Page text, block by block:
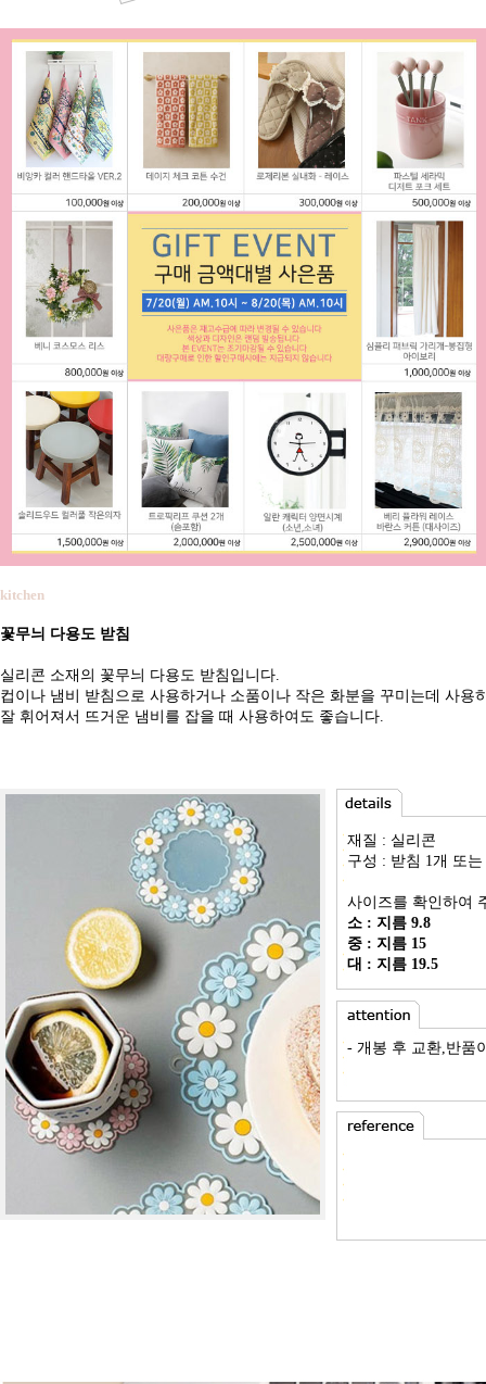
kitchen
꽃무늬 다용도 받침
실리콘 소재의 꽃무늬 다용도 받침입니다.
컵이나 냄비 받침으로 사용하거나 소품이나 작은 화분을 꾸미는데 사용
잘 휘어져서 뜨거운 냄비를 잡을 때 사용하여도 좋습니다.
재질 : 실리콘
구성 : 받침 1개 또
사이즈를 확인하여
소 : 지름 9.8
중 : 지름 15
대 : 지름 19.5
- 개봉 후 교환,반품